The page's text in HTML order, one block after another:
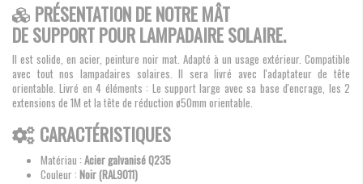
PRÉSENTATION DE NOTRE MÂT
DE SUPPORT POUR LAMPADAIRE SOLAIRE.
Il est solide, en acier, peinture noir mat. Adapté à un usage extérieur. Compatible
avec tout nos lampadaires solaires. Il sera livré avec l'adaptateur de tête
orientable. Livré en 4 éléments : Le support large avec sa base d'encrage, les 2
extensions de 1M et la tête de réduction ø50mm orientable.
CARACTÉRISTIQUES
Matériau : Acier galvanisé Q235
Couleur : Noir (RAL9011)